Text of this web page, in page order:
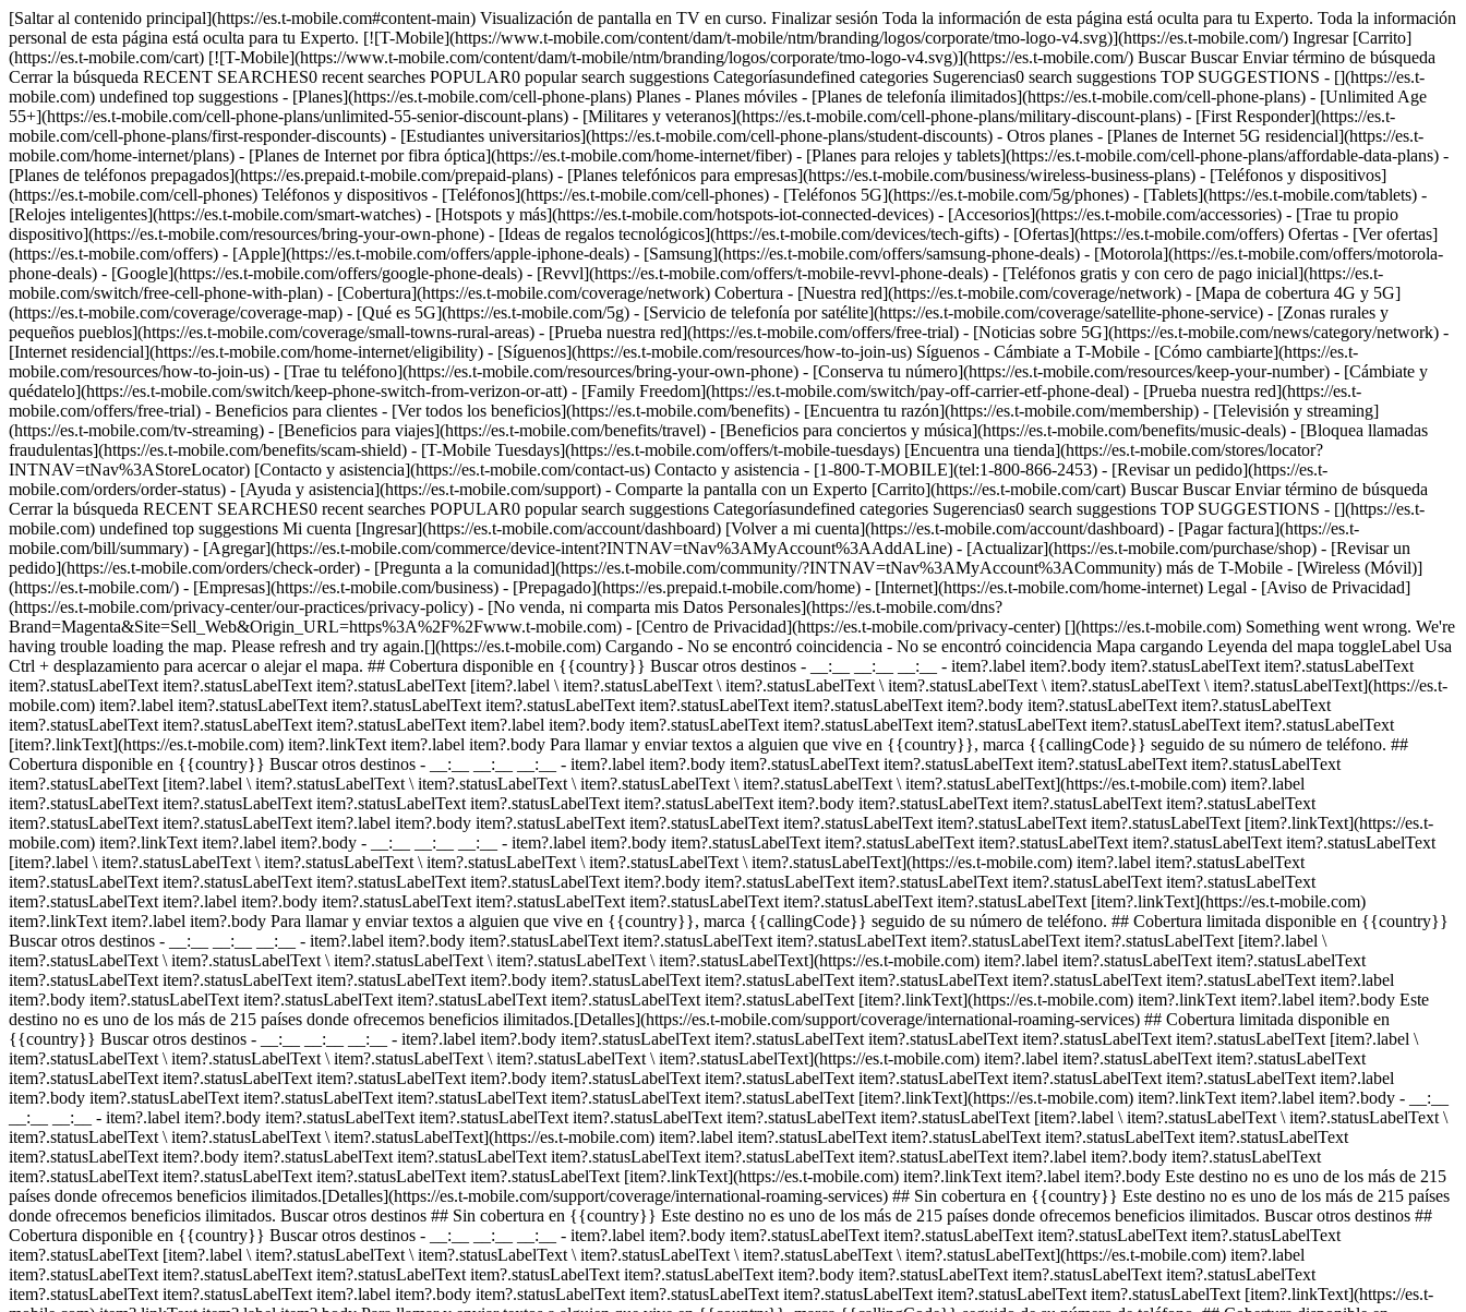
[Saltar al contenido principal](https://es.t-mobile.com#content-main) Visualización de pantalla en TV en curso. Finalizar sesión Toda la información de esta página está oculta para tu Experto. Toda la información
personal de esta página está oculta para tu Experto. [![T-Mobile](https://www.t-mobile.com/content/dam/t-mobile/ntm/branding/logos/corporate/tmo-logo-v4.svg)](https://es.t-mobile.com/) Ingresar [Carrito]
(https://es.t-mobile.com/cart) [![T-Mobile](https://www.t-mobile.com/content/dam/t-mobile/ntm/branding/logos/corporate/tmo-logo-v4.svg)](https://es.t-mobile.com/) Buscar Buscar Enviar término de búsqueda
Cerrar la búsqueda RECENT SEARCHES0 recent searches POPULAR0 popular search suggestions Categoríasundefined categories Sugerencias0 search suggestions TOP SUGGESTIONS - [](https://es.t-
mobile.com) undefined top suggestions - [Planes](https://es.t-mobile.com/cell-phone-plans) Planes - Planes móviles - [Planes de telefonía ilimitados](https://es.t-mobile.com/cell-phone-plans) - [Unlimited Age
55+](https://es.t-mobile.com/cell-phone-plans/unlimited-55-senior-discount-plans) - [Militares y veteranos](https://es.t-mobile.com/cell-phone-plans/military-discount-plans) - [First Responder](https://es.t-
mobile.com/cell-phone-plans/first-responder-discounts) - [Estudiantes universitarios](https://es.t-mobile.com/cell-phone-plans/student-discounts) - Otros planes - [Planes de Internet 5G residencial](https://es.t-
mobile.com/home-internet/plans) - [Planes de Internet por fibra óptica](https://es.t-mobile.com/home-internet/fiber) - [Planes para relojes y tablets](https://es.t-mobile.com/cell-phone-plans/affordable-data-plans) -
[Planes de teléfonos prepagados](https://es.prepaid.t-mobile.com/prepaid-plans) - [Planes telefónicos para empresas](https://es.t-mobile.com/business/wireless-business-plans) - [Teléfonos y dispositivos]
(https://es.t-mobile.com/cell-phones) Teléfonos y dispositivos - [Teléfonos](https://es.t-mobile.com/cell-phones) - [Teléfonos 5G](https://es.t-mobile.com/5g/phones) - [Tablets](https://es.t-mobile.com/tablets) -
[Relojes inteligentes](https://es.t-mobile.com/smart-watches) - [Hotspots y más](https://es.t-mobile.com/hotspots-iot-connected-devices) - [Accesorios](https://es.t-mobile.com/accessories) - [Trae tu propio
dispositivo](https://es.t-mobile.com/resources/bring-your-own-phone) - [Ideas de regalos tecnológicos](https://es.t-mobile.com/devices/tech-gifts) - [Ofertas](https://es.t-mobile.com/offers) Ofertas - [Ver ofertas]
(https://es.t-mobile.com/offers) - [Apple](https://es.t-mobile.com/offers/apple-iphone-deals) - [Samsung](https://es.t-mobile.com/offers/samsung-phone-deals) - [Motorola](https://es.t-mobile.com/offers/motorola-
phone-deals) - [Google](https://es.t-mobile.com/offers/google-phone-deals) - [Revvl](https://es.t-mobile.com/offers/t-mobile-revvl-phone-deals) - [Teléfonos gratis y con cero de pago inicial](https://es.t-
mobile.com/switch/free-cell-phone-with-plan) - [Cobertura](https://es.t-mobile.com/coverage/network) Cobertura - [Nuestra red](https://es.t-mobile.com/coverage/network) - [Mapa de cobertura 4G y 5G]
(https://es.t-mobile.com/coverage/coverage-map) - [Qué es 5G](https://es.t-mobile.com/5g) - [Servicio de telefonía por satélite](https://es.t-mobile.com/coverage/satellite-phone-service) - [Zonas rurales y
pequeños pueblos](https://es.t-mobile.com/coverage/small-towns-rural-areas) - [Prueba nuestra red](https://es.t-mobile.com/offers/free-trial) - [Noticias sobre 5G](https://es.t-mobile.com/news/category/network) -
[Internet residencial](https://es.t-mobile.com/home-internet/eligibility) - [Síguenos](https://es.t-mobile.com/resources/how-to-join-us) Síguenos - Cámbiate a T-Mobile - [Cómo cambiarte](https://es.t-
mobile.com/resources/how-to-join-us) - [Trae tu teléfono](https://es.t-mobile.com/resources/bring-your-own-phone) - [Conserva tu número](https://es.t-mobile.com/resources/keep-your-number) - [Cámbiate y
quédatelo](https://es.t-mobile.com/switch/keep-phone-switch-from-verizon-or-att) - [Family Freedom](https://es.t-mobile.com/switch/pay-off-carrier-etf-phone-deal) - [Prueba nuestra red](https://es.t-
mobile.com/offers/free-trial) - Beneficios para clientes - [Ver todos los beneficios](https://es.t-mobile.com/benefits) - [Encuentra tu razón](https://es.t-mobile.com/membership) - [Televisión y streaming]
(https://es.t-mobile.com/tv-streaming) - [Beneficios para viajes](https://es.t-mobile.com/benefits/travel) - [Beneficios para conciertos y música](https://es.t-mobile.com/benefits/music-deals) - [Bloquea llamadas
fraudulentas](https://es.t-mobile.com/benefits/scam-shield) - [T-Mobile Tuesdays](https://es.t-mobile.com/offers/t-mobile-tuesdays) [Encuentra una tienda](https://es.t-mobile.com/stores/locator?
INTNAV=tNav%3AStoreLocator) [Contacto y asistencia](https://es.t-mobile.com/contact-us) Contacto y asistencia - [1-800-T-MOBILE](tel:1-800-866-2453) - [Revisar un pedido](https://es.t-
mobile.com/orders/order-status) - [Ayuda y asistencia](https://es.t-mobile.com/support) - Comparte la pantalla con un Experto [Carrito](https://es.t-mobile.com/cart) Buscar Buscar Enviar término de búsqueda
Cerrar la búsqueda RECENT SEARCHES0 recent searches POPULAR0 popular search suggestions Categoríasundefined categories Sugerencias0 search suggestions TOP SUGGESTIONS - [](https://es.t-
mobile.com) undefined top suggestions Mi cuenta [Ingresar](https://es.t-mobile.com/account/dashboard) [Volver a mi cuenta](https://es.t-mobile.com/account/dashboard) - [Pagar factura](https://es.t-
mobile.com/bill/summary) - [Agregar](https://es.t-mobile.com/commerce/device-intent?INTNAV=tNav%3AMyAccount%3AAddALine) - [Actualizar](https://es.t-mobile.com/purchase/shop) - [Revisar un
pedido](https://es.t-mobile.com/orders/check-order) - [Pregunta a la comunidad](https://es.t-mobile.com/community/?INTNAV=tNav%3AMyAccount%3ACommunity) más de T-Mobile - [Wireless (Móvil)]
(https://es.t-mobile.com/) - [Empresas](https://es.t-mobile.com/business) - [Prepagado](https://es.prepaid.t-mobile.com/home) - [Internet](https://es.t-mobile.com/home-internet) Legal - [Aviso de Privacidad]
(https://es.t-mobile.com/privacy-center/our-practices/privacy-policy) - [No venda, ni comparta mis Datos Personales](https://es.t-mobile.com/dns?
Brand=Magenta&Site=Sell_Web&Origin_URL=https%3A%2F%2Fwww.t-mobile.com) - [Centro de Privacidad](https://es.t-mobile.com/privacy-center) [](https://es.t-mobile.com) Something went wrong. We're
having trouble loading the map. Please refresh and try again.[](https://es.t-mobile.com) Cargando - No se encontró coincidencia - No se encontró coincidencia Mapa cargando Leyenda del mapa toggleLabel Usa
Ctrl + desplazamiento para acercar o alejar el mapa. ## Cobertura disponible en {{country}} Buscar otros destinos - __:__ __:__ __:__ - item?.label item?.body item?.statusLabelText item?.statusLabelText
item?.statusLabelText item?.statusLabelText item?.statusLabelText [item?.label \ item?.statusLabelText \ item?.statusLabelText \ item?.statusLabelText \ item?.statusLabelText \ item?.statusLabelText](https://es.t-
mobile.com) item?.label item?.statusLabelText item?.statusLabelText item?.statusLabelText item?.statusLabelText item?.statusLabelText item?.body item?.statusLabelText item?.statusLabelText
item?.statusLabelText item?.statusLabelText item?.statusLabelText item?.label item?.body item?.statusLabelText item?.statusLabelText item?.statusLabelText item?.statusLabelText item?.statusLabelText
[item?.linkText](https://es.t-mobile.com) item?.linkText item?.label item?.body Para llamar y enviar textos a alguien que vive en {{country}}, marca {{callingCode}} seguido de su número de teléfono. ##
Cobertura disponible en {{country}} Buscar otros destinos - __:__ __:__ __:__ - item?.label item?.body item?.statusLabelText item?.statusLabelText item?.statusLabelText item?.statusLabelText
item?.statusLabelText [item?.label \ item?.statusLabelText \ item?.statusLabelText \ item?.statusLabelText \ item?.statusLabelText \ item?.statusLabelText](https://es.t-mobile.com) item?.label
item?.statusLabelText item?.statusLabelText item?.statusLabelText item?.statusLabelText item?.statusLabelText item?.body item?.statusLabelText item?.statusLabelText item?.statusLabelText
item?.statusLabelText item?.statusLabelText item?.label item?.body item?.statusLabelText item?.statusLabelText item?.statusLabelText item?.statusLabelText item?.statusLabelText [item?.linkText](https://es.t-
mobile.com) item?.linkText item?.label item?.body - __:__ __:__ __:__ - item?.label item?.body item?.statusLabelText item?.statusLabelText item?.statusLabelText item?.statusLabelText item?.statusLabelText
[item?.label \ item?.statusLabelText \ item?.statusLabelText \ item?.statusLabelText \ item?.statusLabelText \ item?.statusLabelText](https://es.t-mobile.com) item?.label item?.statusLabelText
item?.statusLabelText item?.statusLabelText item?.statusLabelText item?.statusLabelText item?.body item?.statusLabelText item?.statusLabelText item?.statusLabelText item?.statusLabelText
item?.statusLabelText item?.label item?.body item?.statusLabelText item?.statusLabelText item?.statusLabelText item?.statusLabelText item?.statusLabelText [item?.linkText](https://es.t-mobile.com)
item?.linkText item?.label item?.body Para llamar y enviar textos a alguien que vive en {{country}}, marca {{callingCode}} seguido de su número de teléfono. ## Cobertura limitada disponible en {{country}}
Buscar otros destinos - __:__ __:__ __:__ - item?.label item?.body item?.statusLabelText item?.statusLabelText item?.statusLabelText item?.statusLabelText item?.statusLabelText [item?.label \
item?.statusLabelText \ item?.statusLabelText \ item?.statusLabelText \ item?.statusLabelText \ item?.statusLabelText](https://es.t-mobile.com) item?.label item?.statusLabelText item?.statusLabelText
item?.statusLabelText item?.statusLabelText item?.statusLabelText item?.body item?.statusLabelText item?.statusLabelText item?.statusLabelText item?.statusLabelText item?.statusLabelText item?.label
item?.body item?.statusLabelText item?.statusLabelText item?.statusLabelText item?.statusLabelText item?.statusLabelText [item?.linkText](https://es.t-mobile.com) item?.linkText item?.label item?.body Este
destino no es uno de los más de 215 países donde ofrecemos beneficios ilimitados.[Detalles](https://es.t-mobile.com/support/coverage/international-roaming-services) ## Cobertura limitada disponible en
{{country}} Buscar otros destinos - __:__ __:__ __:__ - item?.label item?.body item?.statusLabelText item?.statusLabelText item?.statusLabelText item?.statusLabelText item?.statusLabelText [item?.label \
item?.statusLabelText \ item?.statusLabelText \ item?.statusLabelText \ item?.statusLabelText \ item?.statusLabelText](https://es.t-mobile.com) item?.label item?.statusLabelText item?.statusLabelText
item?.statusLabelText item?.statusLabelText item?.statusLabelText item?.body item?.statusLabelText item?.statusLabelText item?.statusLabelText item?.statusLabelText item?.statusLabelText item?.label
item?.body item?.statusLabelText item?.statusLabelText item?.statusLabelText item?.statusLabelText item?.statusLabelText [item?.linkText](https://es.t-mobile.com) item?.linkText item?.label item?.body - __:__
__:__ __:__ - item?.label item?.body item?.statusLabelText item?.statusLabelText item?.statusLabelText item?.statusLabelText item?.statusLabelText [item?.label \ item?.statusLabelText \ item?.statusLabelText \
item?.statusLabelText \ item?.statusLabelText \ item?.statusLabelText](https://es.t-mobile.com) item?.label item?.statusLabelText item?.statusLabelText item?.statusLabelText item?.statusLabelText
item?.statusLabelText item?.body item?.statusLabelText item?.statusLabelText item?.statusLabelText item?.statusLabelText item?.statusLabelText item?.label item?.body item?.statusLabelText
item?.statusLabelText item?.statusLabelText item?.statusLabelText item?.statusLabelText [item?.linkText](https://es.t-mobile.com) item?.linkText item?.label item?.body Este destino no es uno de los más de 215
países donde ofrecemos beneficios ilimitados.[Detalles](https://es.t-mobile.com/support/coverage/international-roaming-services) ## Sin cobertura en {{country}} Este destino no es uno de los más de 215 países
donde ofrecemos beneficios ilimitados. Buscar otros destinos ## Sin cobertura en {{country}} Este destino no es uno de los más de 215 países donde ofrecemos beneficios ilimitados. Buscar otros destinos ##
Cobertura disponible en {{country}} Buscar otros destinos - __:__ __:__ __:__ - item?.label item?.body item?.statusLabelText item?.statusLabelText item?.statusLabelText item?.statusLabelText
item?.statusLabelText [item?.label \ item?.statusLabelText \ item?.statusLabelText \ item?.statusLabelText \ item?.statusLabelText \ item?.statusLabelText](https://es.t-mobile.com) item?.label
item?.statusLabelText item?.statusLabelText item?.statusLabelText item?.statusLabelText item?.statusLabelText item?.body item?.statusLabelText item?.statusLabelText item?.statusLabelText
item?.statusLabelText item?.statusLabelText item?.label item?.body item?.statusLabelText item?.statusLabelText item?.statusLabelText item?.statusLabelText item?.statusLabelText [item?.linkText](https://es.t-